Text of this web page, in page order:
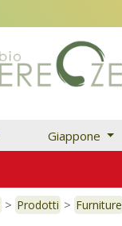
Giappone
> Prodotti > Furniture